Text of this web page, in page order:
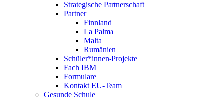
Strategische Partnerschaft
Partner
Finnland
La Palma
Malta
Rumänien
Schüler*innen-Projekte
Fach IBM
Formulare
Kontakt EU-Team
Gesunde Schule